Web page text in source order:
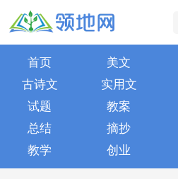
首页 美文
古诗文
实用文
试题
教案
总结
摘抄
教学
创业